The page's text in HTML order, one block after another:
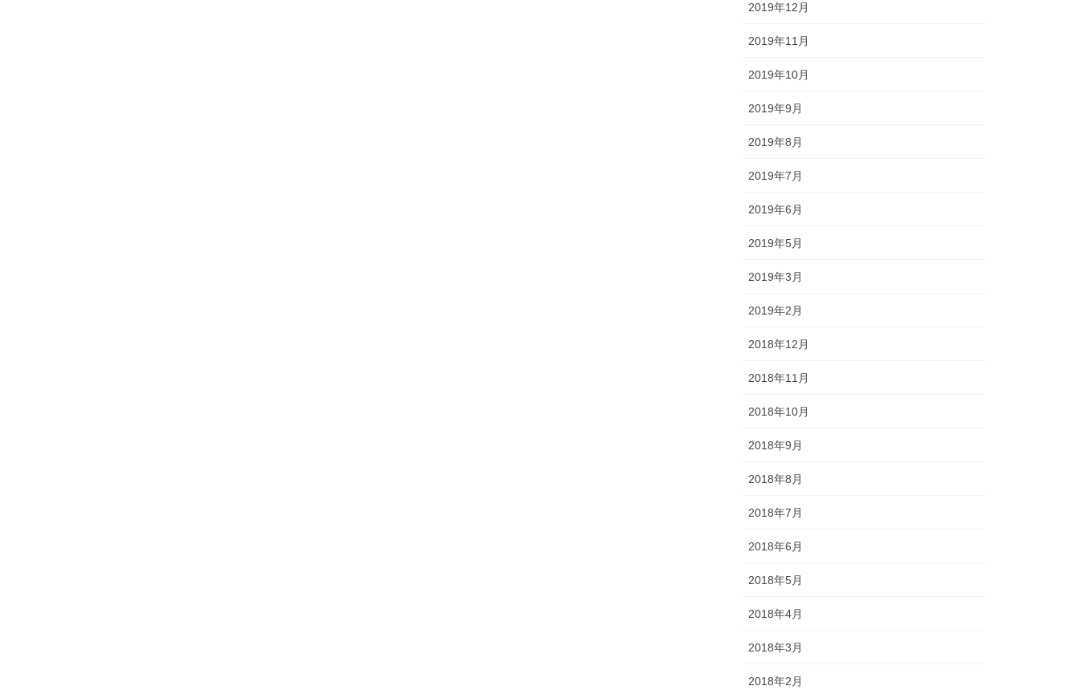
2019年12月
2019年11月
2019年10月
2019年9月
2019年8月
2019年7月
2019年6月
2019年5月
2019年3月
2019年2月
2018年12月
2018年11月
2018年10月
2018年9月
2018年8月
2018年7月
2018年6月
2018年5月
2018年4月
2018年3月
2018年2月